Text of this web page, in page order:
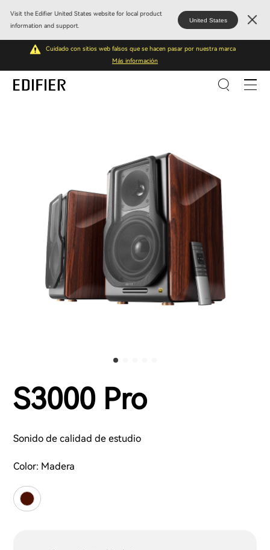
Visit the Edifier United States website for local product
information and support.
United States
Cuidado con sitios web falsos que se hacen pasar por nuestra marca
Más información
S3000 Pro
Sonido de calidad de estudio
Color: Madera